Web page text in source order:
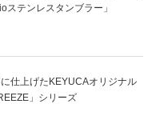
ステンレスタンブラー」
仕上げたKEYUCAオリジナル
」シリーズ